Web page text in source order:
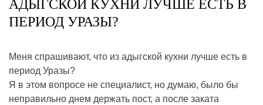
АДЫГСКОЙ КУХНИ ЛУЧШЕ ЕСТЬ В
ПЕРИОД УРАЗЫ?
Меня спрашивают, что из адыгской кухни лучше есть в
период Уразы?
Я в этом вопросе не специалист, но думаю, было бы
неправильно днем держать пост, а после заката